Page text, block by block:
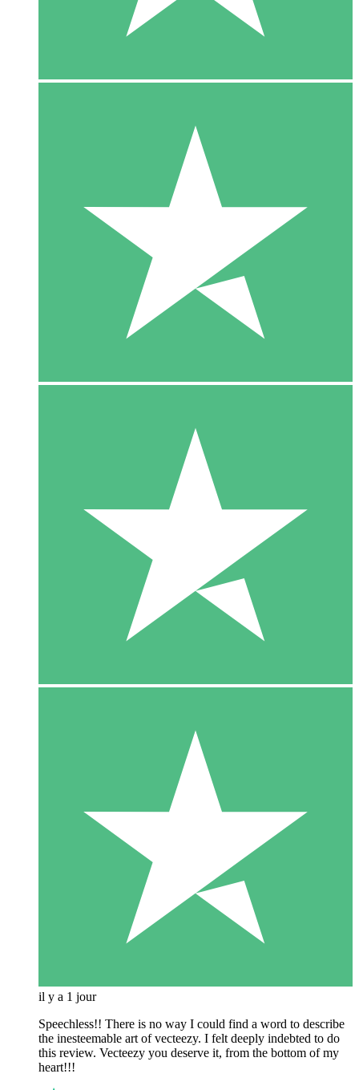
il y a 1 jour
Speechless!! There is no way I could find a word to describe
the inesteemable art of vecteezy. I felt deeply indebted to do
this review. Vecteezy you deserve it, from the bottom of my
heart!!!